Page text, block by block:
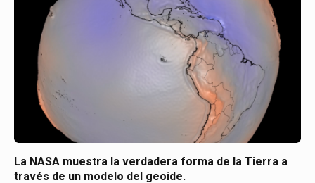
La NASA muestra la verdadera forma de la Tierra a
través de un modelo del geoide.